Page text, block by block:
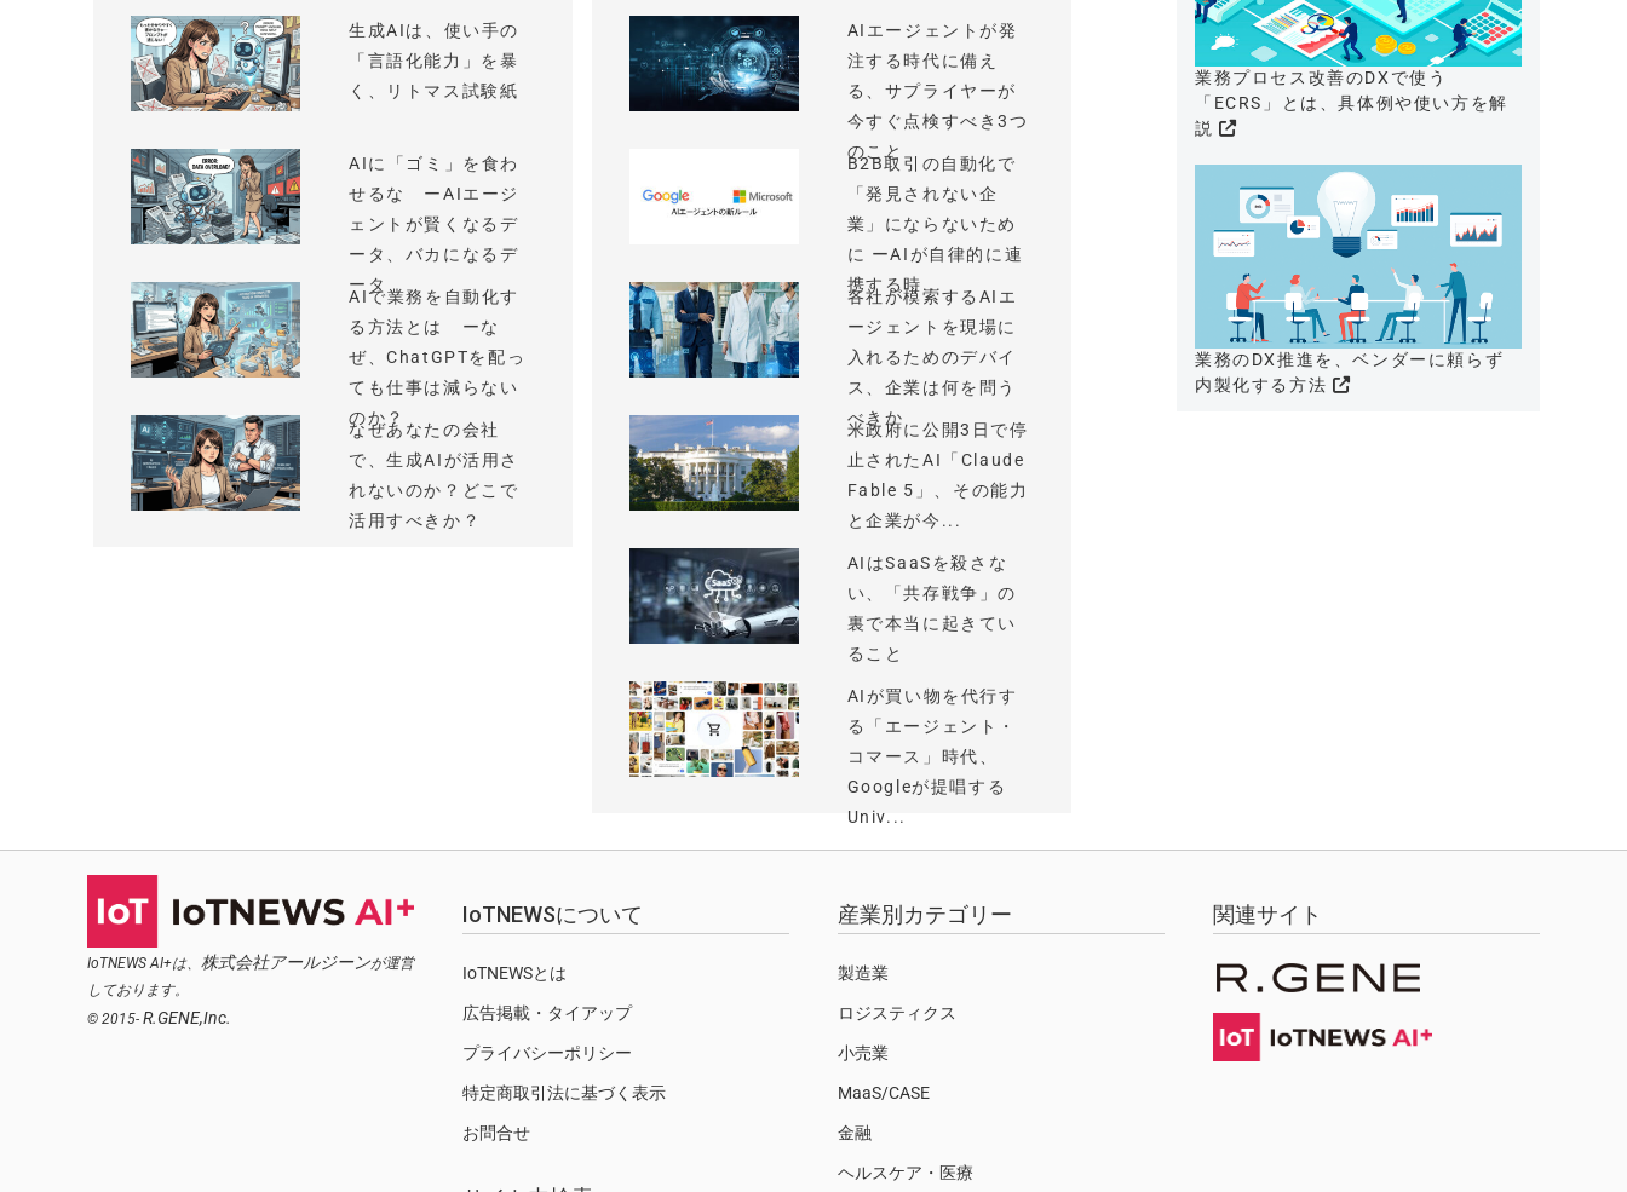
生成AIは、使い手の
「言語化能力」を暴
く、リトマス試験紙
AIに「ゴミ」を食わ
せるな ーAIエージ
ェントが賢くなるデ
ータ、バカになるデ
ータ
AIで業務を自動化す
る方法とは ーな
ぜ、ChatGPTを配っ
ても仕事は減らない
のか？
なぜあなたの会社
で、生成AIが活用さ
れないのか？どこで
活用すべきか？
AIエージェントが発
注する時代に備え
る、サプライヤーが
今すぐ点検すべき3つ
のこと
B2B取引の自動化で
「発見されない企
業」にならないため
に ーAIが自律的に連
携する時...
各社が模索するAIエ
ージェントを現場に
入れるためのデバイ
ス、企業は何を問う
べきか
米政府に公開3日で停
止されたAI「Claude
Fable 5」、その能力
と企業が今...
AIはSaaSを殺さな
い、「共存戦争」の
裏で本当に起きてい
ること
AIが買い物を代行す
る「エージェント・
コマース」時代、
Googleが提唱する
Univ...
業務プロセス改善のDXで使う
「ECRS」とは、具体例や使い方を解
説
業務のDX推進を、ベンダーに頼らず
内製化する方法
IoTNEWS AI+は、 株式会社アールジーンが運営
しております。
© 2015- R.GENE,Inc.
IoTNEWSについて
IoTNEWSとは
広告掲載・タイアップ
プライバシーポリシー
特定商取引法に基づく表示
お問合せ
産業別カテゴリー
製造業
ロジスティクス
小売業
MaaS/CASE
金融
ヘルスケア・医療
関連サイト